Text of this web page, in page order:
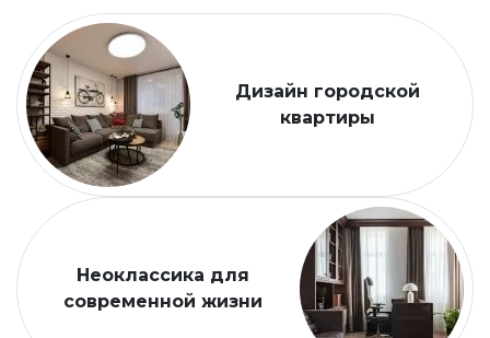
Дизайн городской
квартиры
Неоклассика для
современной жизни